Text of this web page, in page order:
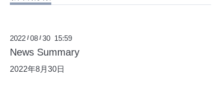
2022 /08 /30 15:59
News Summary
2022年8月30日